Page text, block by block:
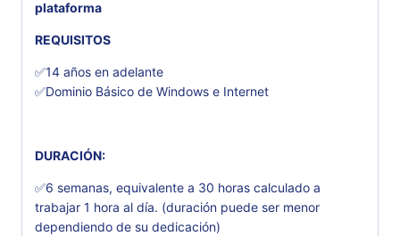
plataforma
REQUISITOS
✅14 años en adelante
✅Dominio Básico de Windows e Internet
DURACIÓN:
✅6 semanas, equivalente a 30 horas calculado a
trabajar 1 hora al día. (duración puede ser menor
dependiendo de su dedicación)